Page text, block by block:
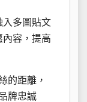
入多圖貼文
內容，提高
的距離，
牌忠誠